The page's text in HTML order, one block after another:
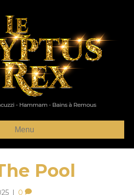
Menu
Pool
| 0